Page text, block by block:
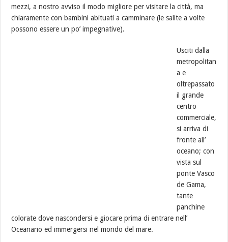
mezzi, a nostro avviso il modo migliore per visitare la città, ma
chiaramente con bambini abituati a camminare (le salite a volte
possono essere un po’ impegnative).
Usciti dalla
metropolitan
a e
oltrepassato
il grande
centro
commerciale,
si arriva di
fronte all’
oceano; con
vista sul
ponte Vasco
de Gama,
tante
panchine
colorate dove nascondersi e giocare prima di entrare nell’
Oceanario ed immergersi nel mondo del mare.